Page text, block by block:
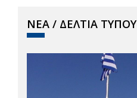
ΝΕΑ / ΔΕΛΤΙΑ ΤΥΠΟΥ